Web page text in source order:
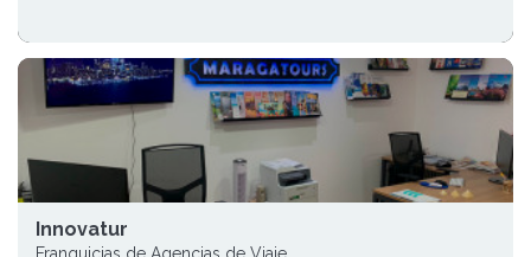
Innovatur